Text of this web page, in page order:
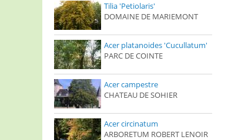
Tilia 'Petiolaris'
DOMAINE DE MARIEMONT
Acer platanoides 'Cucullatum'
PARC DE COINTE
Acer campestre
CHATEAU DE SOHIER
Acer circinatum
ARBORETUM ROBERT LENOIR